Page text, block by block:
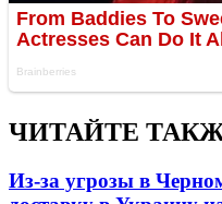
ЧИТАЙТЕ
Из-за угрозы в